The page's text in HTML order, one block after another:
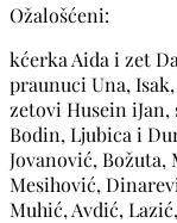
Ožalošćeni:
kćerka Aida i zet
praunuci Una,
zetovi Husein iJan,
Bodin, Ljubica i
Jovanović,
Mesihović,
Muhić, Avdić,